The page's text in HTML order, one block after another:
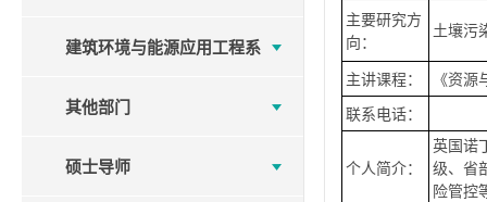
建筑环境与能源应用工程系
其他部门
硕士导师
主要研究方
向：
土壤污
主讲课程：
《资
联系电话：
个人简介：
英国诺
级、省
险管控